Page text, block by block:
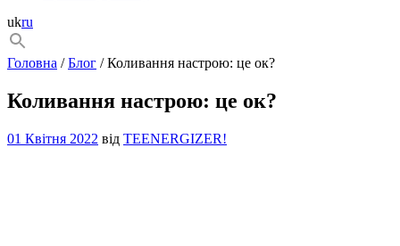
ukru
Головна /Блог / Коливання настрою: це ок?
Коливання настрою: це ок?
01 Квітня 2022 від TEENERGIZER!